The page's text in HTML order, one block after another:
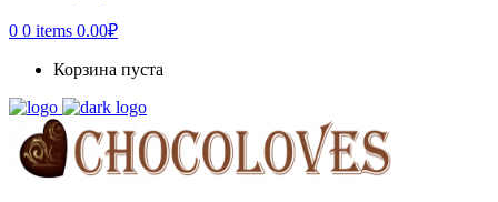
0 0 items 0.00₽
Корзина пуста